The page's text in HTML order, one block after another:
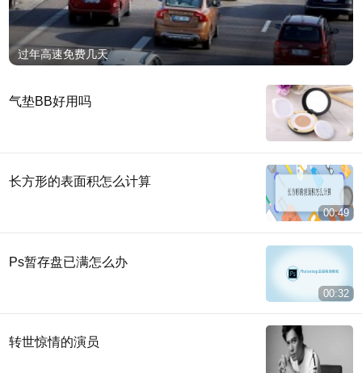
过年高速免费几天
气垫BB好用吗
长方形的表面积怎么计算
00:49
Ps暂存盘已满怎么办
00:32
转世惊情的演员